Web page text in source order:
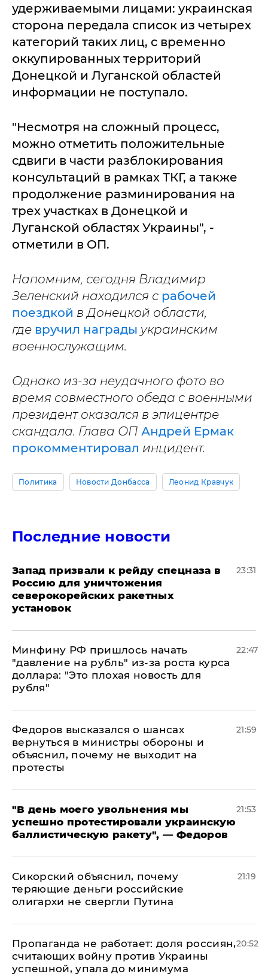
удерживаемыми лицами: украинская
сторона передала список из четырех
категорий таких лиц, с временно
оккупированных территорий
Донецкой и Луганской областей
информации не поступало.
"Несмотря на сложный процесс,
можно отметить положительные
сдвиги в части разблокирования
консультаций в рамках ТКГ, а также
продолжение разминирования на
трех участках в Донецкой и
Луганской областях Украины", -
отметили в ОП.
Напомним, сегодня Владимир
Зеленский находился с рабочей
поездкой в Донецкой области,
где вручил награды украинским
военнослужащим.
Однако из-за неудачного фото во
время совместного обеда с военными
президент оказался в эпицентре
скандала. Глава ОП Андрей Ермак
прокомментировал инцидент.
Политика Новости Донбасса Леонид Кравчук
Последние новости
Запад призвали к рейду спецназа в
Россию для уничтожения
северокорейских ракетных
установок
23:31
Минфину РФ пришлось начать
"давление на рубль" из-за роста курса
доллара: "Это плохая новость для
рубля"
22:47
Федоров высказался о шансах
вернуться в министры обороны и
объяснил, почему не выходит на
протесты
21:59
​"В день моего увольнения мы
успешно протестировали украинскую
баллистическую ракету", — Федоров
21:53
Сикорский объяснил, почему
теряющие деньги российские
олигархи не свергли Путина
21:19
​Пропаганда не работает: доля россиян,
считающих войну против Украины
успешной, упала до минимума
20:52